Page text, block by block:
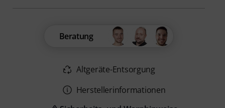
Beratung
Altgeräte-Entsorgung
Herstellerinformationen